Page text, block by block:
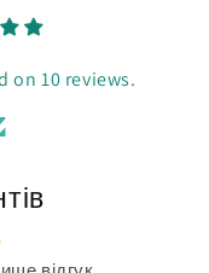
on 10 reviews.